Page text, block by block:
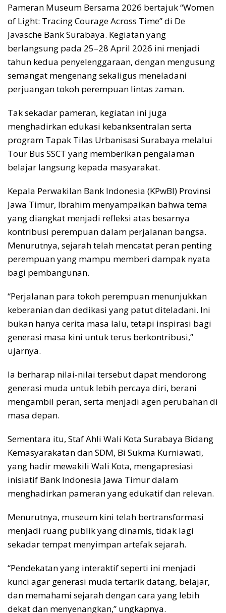
Pameran Museum Bersama 2026 bertajuk “Women
of Light: Tracing Courage Across Time” di De
Javasche Bank Surabaya. Kegiatan yang
berlangsung pada 25–28 April 2026 ini menjadi
tahun kedua penyelenggaraan, dengan mengusung
semangat mengenang sekaligus meneladani
perjuangan tokoh perempuan lintas zaman.
Tak sekadar pameran, kegiatan ini juga
menghadirkan edukasi kebanksentralan serta
program Tapak Tilas Urbanisasi Surabaya melalui
Tour Bus SSCT yang memberikan pengalaman
belajar langsung kepada masyarakat.
Kepala Perwakilan Bank Indonesia (KPwBI) Provinsi
Jawa Timur, Ibrahim menyampaikan bahwa tema
yang diangkat menjadi refleksi atas besarnya
kontribusi perempuan dalam perjalanan bangsa.
Menurutnya, sejarah telah mencatat peran penting
perempuan yang mampu memberi dampak nyata
bagi pembangunan.
“Perjalanan para tokoh perempuan menunjukkan
keberanian dan dedikasi yang patut diteladani. Ini
bukan hanya cerita masa lalu, tetapi inspirasi bagi
generasi masa kini untuk terus berkontribusi,”
ujarnya.
Ia berharap nilai-nilai tersebut dapat mendorong
generasi muda untuk lebih percaya diri, berani
mengambil peran, serta menjadi agen perubahan di
masa depan.
Sementara itu, Staf Ahli Wali Kota Surabaya Bidang
Kemasyarakatan dan SDM, Bi Sukma Kurniawati,
yang hadir mewakili Wali Kota, mengapresiasi
inisiatif Bank Indonesia Jawa Timur dalam
menghadirkan pameran yang edukatif dan relevan.
Menurutnya, museum kini telah bertransformasi
menjadi ruang publik yang dinamis, tidak lagi
sekadar tempat menyimpan artefak sejarah.
“Pendekatan yang interaktif seperti ini menjadi
kunci agar generasi muda tertarik datang, belajar,
dan memahami sejarah dengan cara yang lebih
dekat dan menyenangkan,” ungkapnya.